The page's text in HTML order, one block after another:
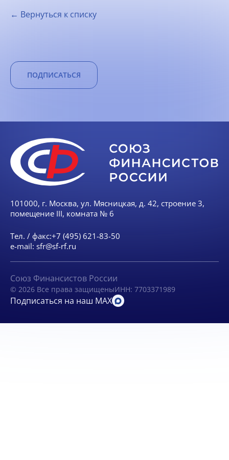
← Вернуться к списку
ПОДПИСАТЬСЯ
101000, г. Москва, ул. Мясницкая, д. 42, строение 3,
помещение III, комната № 6
Тел. / факс:+7 (495) 621-83-50
e-mail: sfr@sf-rf.ru
Союз Финансистов России
© 2026 Все права защищеныИНН: 7703371989
Подписаться на наш MAX